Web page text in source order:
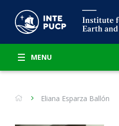
MENU
Eliana Esparza Ballón